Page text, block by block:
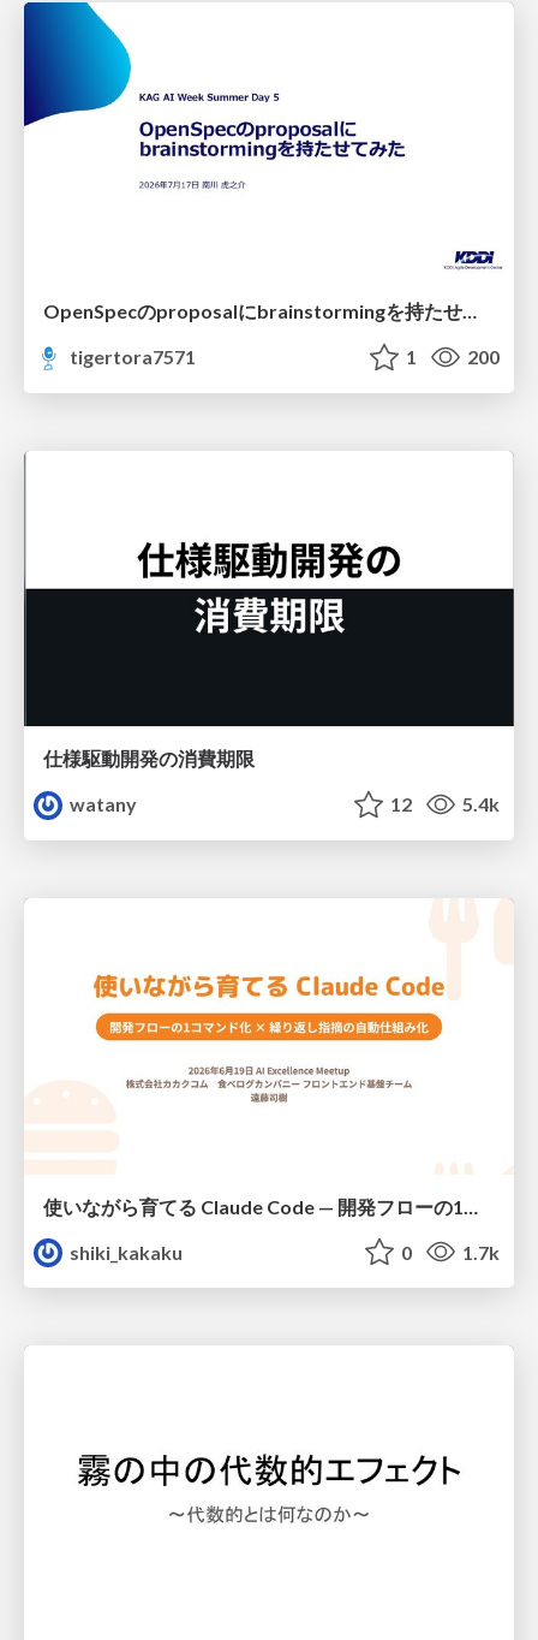
tigertora7571
1 200
仕様駆動開発の消費期限
watany
12 5.4k
shiki_kakaku
0 1.7k